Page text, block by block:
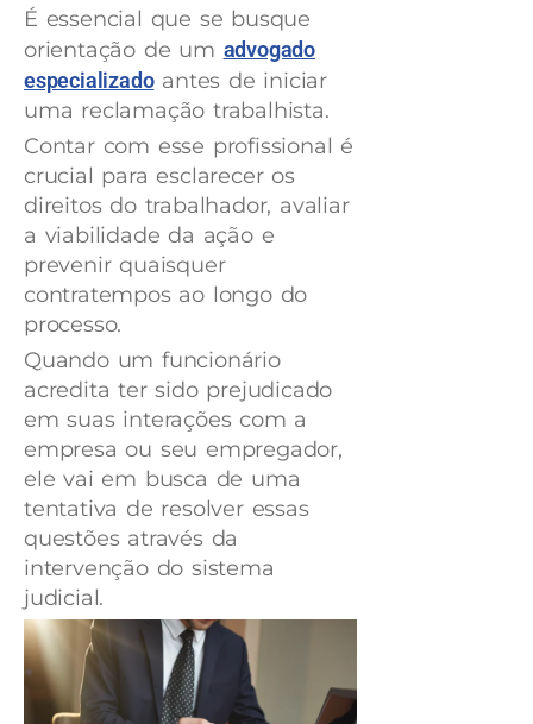
É essencial que se busque
orientação de um advogado
especializadoantes de iniciar
uma reclamação trabalhista.
Contar com esse profissional é
crucial para esclarecer os
direitos do trabalhador, avaliar
a viabilidade da ação e
prevenir quaisquer
contratempos ao longo do
processo.
Quando um funcionário
acredita ter sido prejudicado
em suas interações com a
empresa ou seu empregador,
ele vai em busca de uma
tentativa de resolver essas
questões através da
intervenção do sistema
judicial.